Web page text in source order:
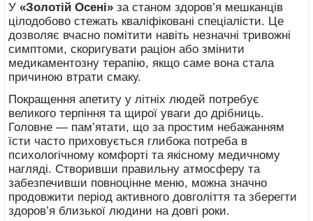
У«Золотій Осені» за станом здоров’я мешканців
цілодобово стежать кваліфіковані спеціалісти. Це
дозволяє вчасно помітити навіть незначні тривожні
симптоми, скоригувати раціон або змінити
медикаментозну терапію, якщо саме вона стала
причиною втрати смаку.
Покращення апетиту у літніх людей потребує
великого терпіння та щирої уваги до дрібниць.
Головне — пам’ятати, що за простим небажанням
їсти часто приховується глибока потреба в
психологічному комфорті та якісному медичному
нагляді. Створивши правильну атмосферу та
забезпечивши повноцінне меню, можна значно
продовжити період активного довголіття та зберегти
здоров’я близької людини на довгі роки.